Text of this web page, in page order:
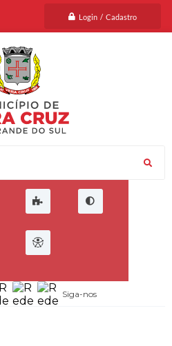
Login / Cadastro
Siga-nos